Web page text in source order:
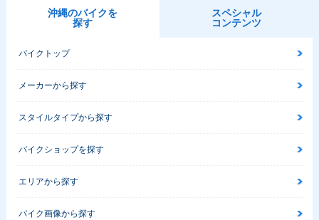
沖縄のバイクを
探す
スペシャル
コンテンツ
バイクトップ
メーカーから探す
スタイルタイプから探す
バイクショップを探す
エリアから探す
バイク画像から探す